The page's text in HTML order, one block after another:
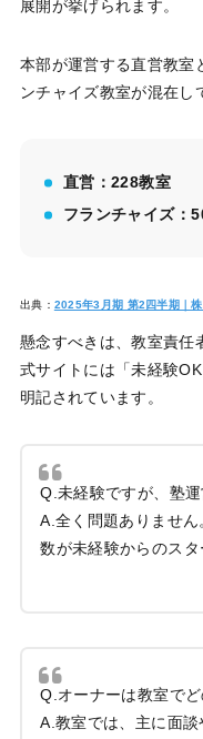
展開が挙げられます。
本部が運営する直営教室
ンチャイズ教室が混在し
直営：228教室
フランチャイズ：
出典： 2025年3月期 第2四半期｜
懸念すべきは、教室責任
式サイトには「未経験
明記されています。
Q.未経験ですが、塾
A.全く問題ありませ
数が未経験からのスタ
Q.オーナーは教室で
A.教室では、主に面